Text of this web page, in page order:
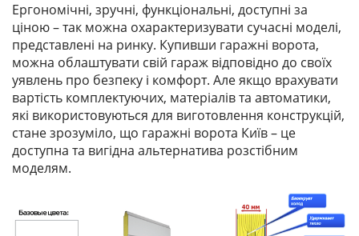
Ергономічні, зручні, функціональні, доступні за
ціною – так можна охарактеризувати сучасні моделі,
представлені на ринку. Купивши гаражні ворота,
можна облаштувати свій гараж відповідно до своїх
уявлень про безпеку і комфорт. Але якщо врахувати
вартість комплектуючих, матеріалів та автоматики,
які використовуються для виготовлення конструкцій,
стане зрозуміло, що гаражні ворота Київ – це
доступна та вигідна альтернатива розстібним
моделям.